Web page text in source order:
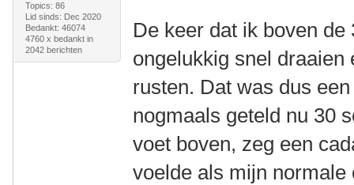
Topics: 86
Lid sinds: Dec 2020
Bedankt: 46074
4760 x bedankt in
2042 berichten
De keer dat ik boven
ongelukkig snel
rusten. Dat was dus
nogmaals geteld nu 30
voet boven, zeg een
voelde als mijn